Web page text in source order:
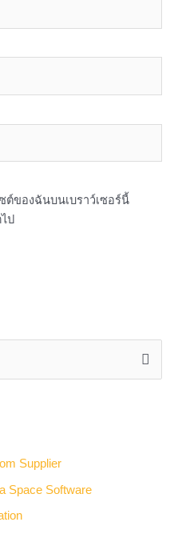
ต์ของฉันบนเบราว์เซอร์นี้
ป
Supplier
Space Software